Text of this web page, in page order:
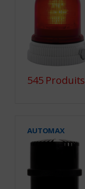
545 Produits
AUTOMAX